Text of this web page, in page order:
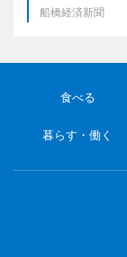
船橋経済新聞
食べる
暮らす・働く